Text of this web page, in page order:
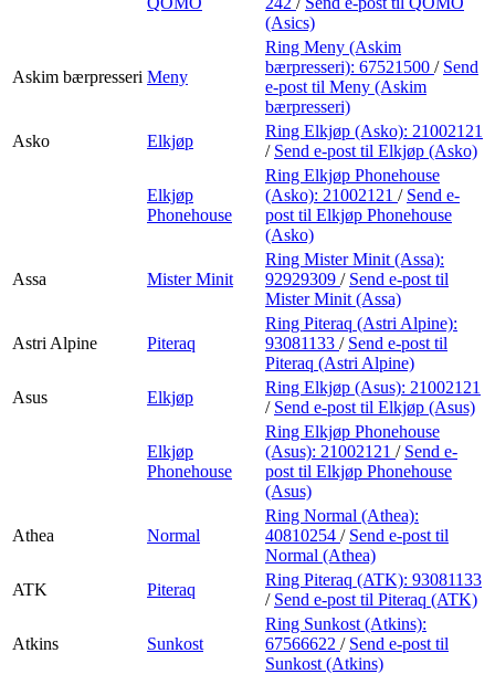
(Asics)
Askim bærpresseri Meny
Ring Meny (Askim
bærpresseri): 67521500 / Send
e-post til Meny (Askim
bærpresseri)
Asko
Elkjøp
Ring Elkjøp (Asko): 21002121
/ Send e-post til Elkjøp (Asko)
Elkjøp
Phonehouse
Ring Elkjøp Phonehouse
(Asko): 21002121 / Send e-
post til Elkjøp Phonehouse
(Asko)
Assa Mister Minit
Ring Mister Minit (Assa):
92929309 / Send e-post til
Mister Minit (Assa)
Astri Alpine Piteraq
Ring Piteraq (Astri Alpine):
93081133 / Send e-post til
Piteraq (Astri Alpine)
Asus
Elkjøp
Ring Elkjøp (Asus): 21002121
/ Send e-post til Elkjøp (Asus)
Elkjøp
Phonehouse
Ring Elkjøp Phonehouse
(Asus): 21002121 / Send e-
post til Elkjøp Phonehouse
(Asus)
Athea Normal
Ring Normal (Athea):
40810254 / Send e-post til
Normal (Athea)
ATK
Piteraq
Ring Piteraq (ATK): 93081133
/ Send e-post til Piteraq (ATK)
Atkins Sunkost
Ring Sunkost (Atkins):
67566622 / Send e-post til
Sunkost (Atkins)